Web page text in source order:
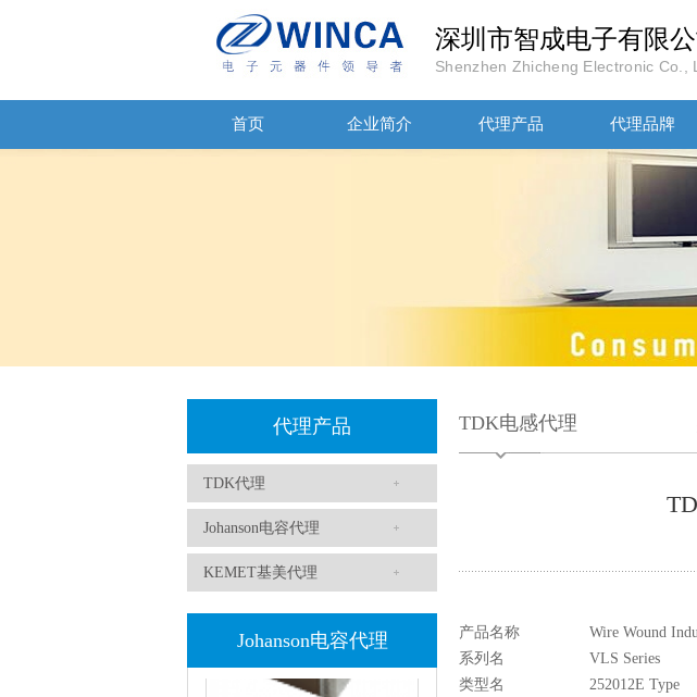
深圳市智成电子有限公
Shenzhen Zhicheng Electronic Co.,
首页 企业简介 代理产品 代理品牌
代理产品
TDK代理
Johanson电容代理
KEMET基美代理
Johanson电容代理
TDK电感代理
产品名称
Wire Wound
系列名
VLS Series
类型名
252012E Type